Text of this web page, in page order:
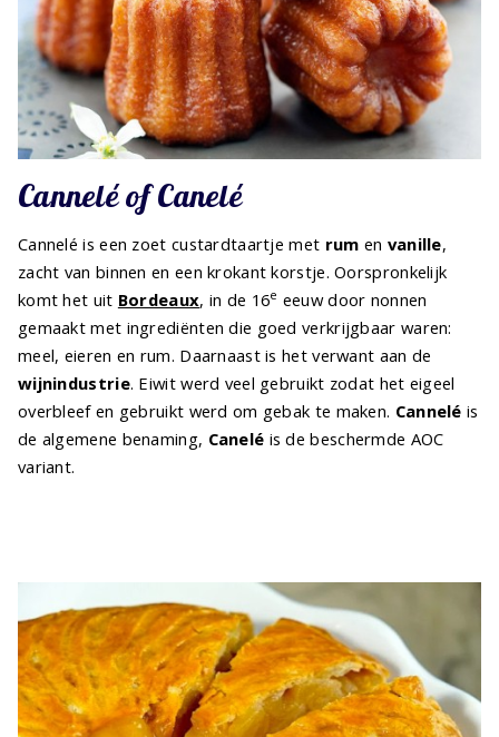
Cannelé of Canelé
Cannelé is een zoet custardtaartje met rum en vanille,
zacht van binnen en een krokant korstje. Oorspronkelijk
komt het uit Bordeaux, in de 16e eeuw door nonnen
gemaakt met ingrediënten die goed verkrijgbaar waren:
meel, eieren en rum. Daarnaast is het verwant aan de
wijnindustrie. Eiwit werd veel gebruikt zodat het eigeel
overbleef en gebruikt werd om gebak te maken. Cannelé is
de algemene benaming, Canelé is de beschermde AOC
variant.